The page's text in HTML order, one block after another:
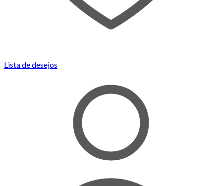
Lista de desejos